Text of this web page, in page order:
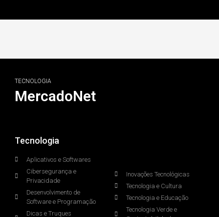
TECNOLOGIA
MercadoNet
Tecnologia
Aplicativos e Softwares
Cibersegurança e
Privacidade
Desenvolvimento de
Software e Programação
Dicas e Truques
Inovações Tecnológicas
Tecnologia e Cultura
Tecnologia e Educação
Tecnologia Verde e